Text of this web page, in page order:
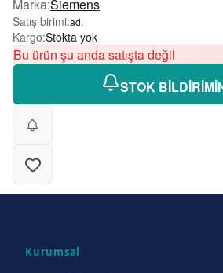
Marka:Siemens
Satış birimi:ad.
Kargo:Stokta yok
Bu ürün şu anda satışta değil
STOK
Kurumsal